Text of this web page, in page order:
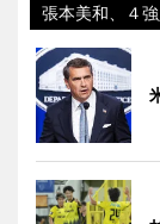
張本美和、４強